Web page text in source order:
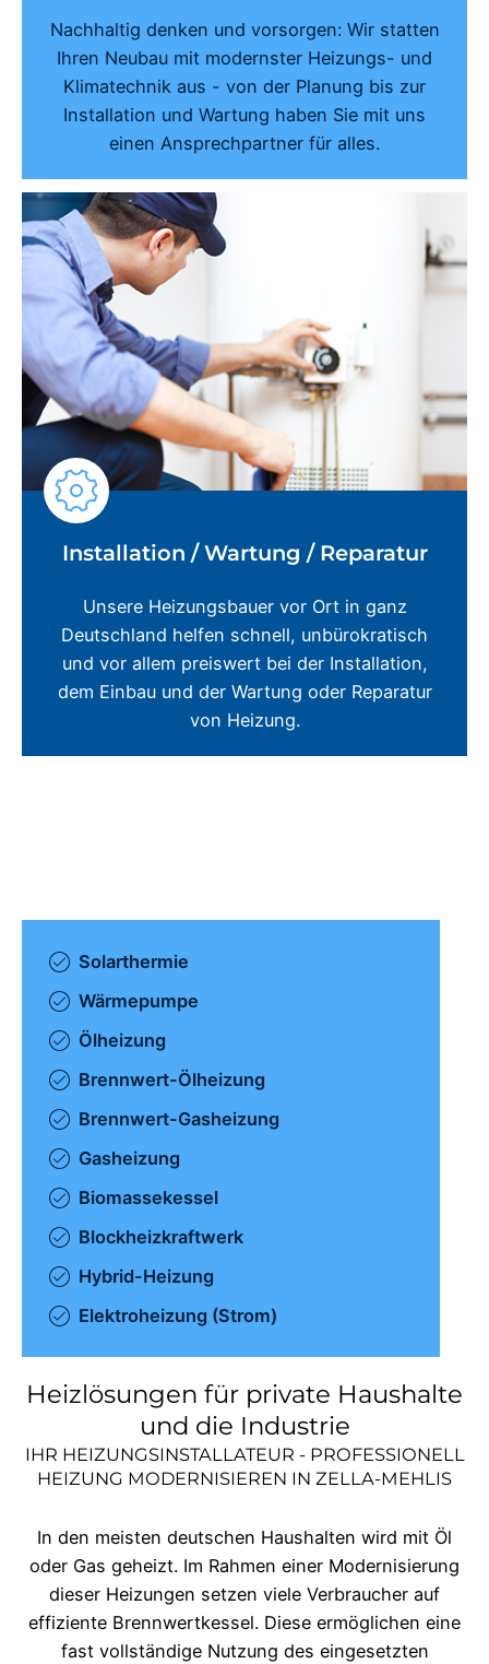
Nachhaltig denken und vorsorgen: Wir statten
Ihren Neubau mit modernster Heizungs- und
Klimatechnik aus - von der Planung bis zur
Installation und Wartung haben Sie mit uns
einen Ansprechpartner für alles.
Installation / Wartung / Reparatur
Unsere Heizungsbauer vor Ort in ganz
Deutschland helfen schnell, unbürokratisch
und vor allem preiswert bei der Installation,
dem Einbau und der Wartung oder Reparatur
von Heizung.
Solarthermie
Wärmepumpe
Ölheizung
Brennwert-Ölheizung
Brennwert-Gasheizung
Gasheizung
Biomassekessel
Blockheizkraftwerk
Hybrid-Heizung
Elektroheizung (Strom)
Heizlösungen für private Haushalte
und die Industrie
IHR HEIZUNGSINSTALLATEUR - PROFESSIONELL
HEIZUNG MODERNISIEREN IN ZELLA-MEHLIS
In den meisten deutschen Haushalten wird mit Öl
oder Gas geheizt. Im Rahmen einer Modernisierung
dieser Heizungen setzen viele Verbraucher auf
effiziente Brennwertkessel. Diese ermöglichen eine
fast vollständige Nutzung des eingesetzten